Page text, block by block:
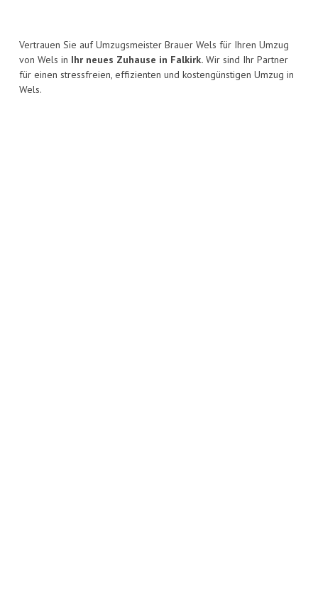
Vertrauen Sie auf Umzugsmeister Brauer Wels für Ihren Umzug
von Wels in Ihr neues Zuhause in Falkirk. Wir sind Ihr Partner
für einen stressfreien, effizienten und kostengünstigen Umzug in
Wels.